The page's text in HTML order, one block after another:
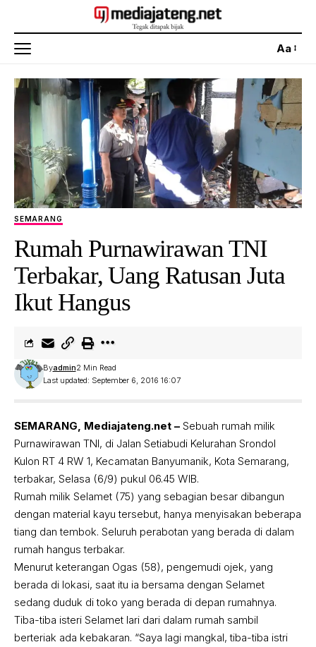
Aa
SEMARANG
Rumah Purnawirawan TNI
Terbakar, Uang Ratusan Juta
Ikut Hangus
Last updated: September 6, 2016 16:07
Byadmin2 Min Read
SEMARANG, Mediajateng.net – Sebuah rumah milik
Purnawirawan TNI, di Jalan Setiabudi Kelurahan Srondol
Kulon RT 4 RW 1, Kecamatan Banyumanik, Kota Semarang,
terbakar, Selasa (6/9) pukul 06.45 WIB.
Rumah milik Selamet (75) yang sebagian besar dibangun
dengan material kayu tersebut, hanya menyisakan beberapa
tiang dan tembok. Seluruh perabotan yang berada di dalam
rumah hangus terbakar.
Menurut keterangan Ogas (58), pengemudi ojek, yang
berada di lokasi, saat itu ia bersama dengan Selamet
sedang duduk di toko yang berada di depan rumahnya.
Tiba-tiba isteri Selamet lari dari dalam rumah sambil
berteriak ada kebakaran. “Saya lagi mangkal, tiba-tiba istri